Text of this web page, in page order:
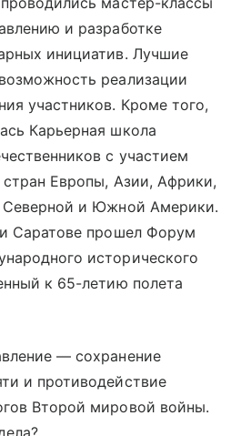
и разработке
инициатив. Лучшие
реализации
участников. Кроме того,
Карьерная школа
с участием
стран Европы, Азии, Африки,
Северной и Южной Америки.
Саратове прошел Форум
исторического
к 65-летию полета
— сохранение
и противодействие
Второй мировой войны.